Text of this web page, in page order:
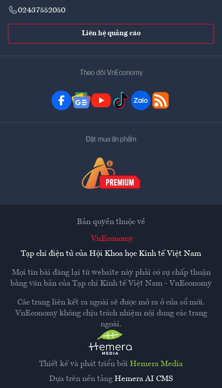
02437552050
Liên hệ quảng cáo
Theo dõi VnEconomy
Đặt mua ấn phẩm
Thiết kế và phát triển bởi Hemera Media
Dựa trên nền tảng Hemera AI CMS
Bản quyền thuộc về
VnEconomy
Tạp chí điện tử của Hội Khoa học Kinh tế Việt Nam
Mọi tin bài đăng lại từ website này phải có sự chấp thuận
bằng văn bản của Tạp chí Kinh tế Việt Nam - VnEconomy
Các trang liên kết ra ngoài sẽ được mở ra ở cửa sổ mới.
VnEconomy không chịu trách nhiệm nội dung các trang
ngoài.